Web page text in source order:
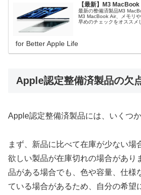
【最新】M3
最新の整備済製品M3
M3 MacBook Air、メモリ
早めのチェックをオススメ
for Better Apple Life
Apple認定整備済製品の欠
Apple認定整備済製品には、いくつ
まず、新品に比べて在庫が少ない場
欲しい製品が在庫切れの場合があり
品がある場合でも、色や容量、仕様
ている場合があるため、自分の希望